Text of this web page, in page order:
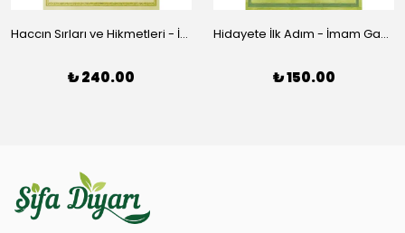
Haccın Sırları ve Hikmetleri - İmam Gazali
₺ 240.00
Hidayete İlk Adım - İmam Gazali
₺ 150.00